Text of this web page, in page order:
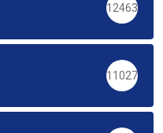
12463
11027